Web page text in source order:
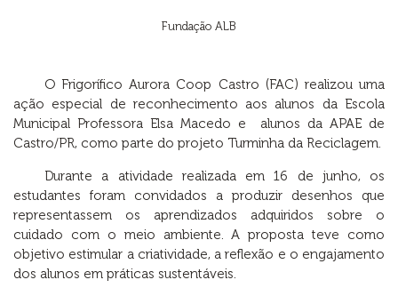
Fundação ALB
O Frigorífico Aurora Coop Castro (FAC) realizou uma
ação especial de reconhecimento aos alunos da Escola
Municipal Professora Elsa Macedo e alunos da APAE de
Castro/PR, como parte do projeto Turminha da Reciclagem.
Durante a atividade realizada em 16 de junho, os
estudantes foram convidados a produzir desenhos que
representassem os aprendizados adquiridos sobre o
cuidado com o meio ambiente. A proposta teve como
objetivo estimular a criatividade, a reflexão e o engajamento
dos alunos em práticas sustentáveis.